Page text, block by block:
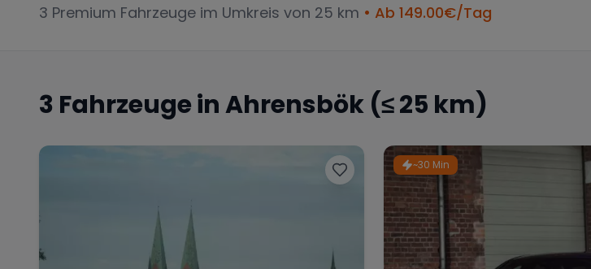
3 Premium Fahrzeuge im Umkreis von 25 km • Ab 149.00€/Tag
3 Fahrzeuge inAhrensbök (≤ 25 km)
~30 Min